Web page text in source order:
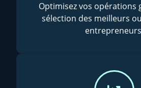
Optimisez vos opérations
sélection des meilleurs